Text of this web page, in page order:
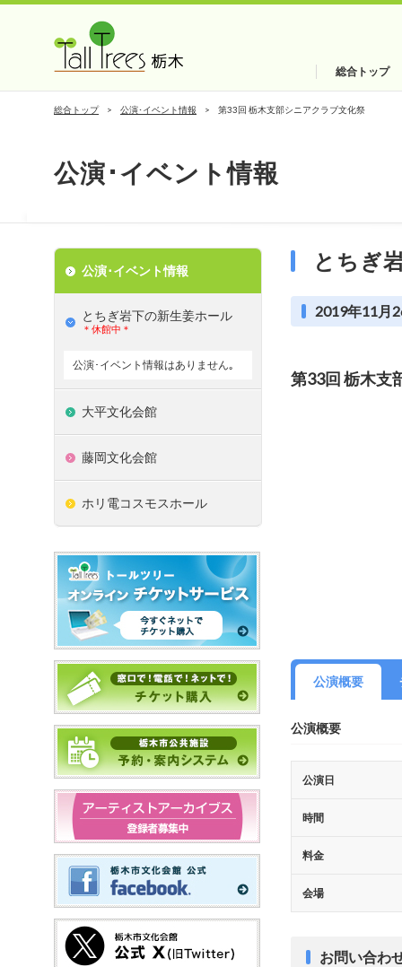
総合トップ
総合トップ 公演･イベント情報 第33回 栃木支部シニアクラブ文化祭
公演･イベント情報
とちぎ
2019年11月
第33回 栃木支
公演概要
公演概要
公演日
時間
料金
会場
お問い合わ
公演･イベント情報
とちぎ岩下の新⽣姜ホール
＊休館中＊
公演･イベント情報はありません｡
大平文化会館
藤岡文化会館
ホリ電コスモスホール